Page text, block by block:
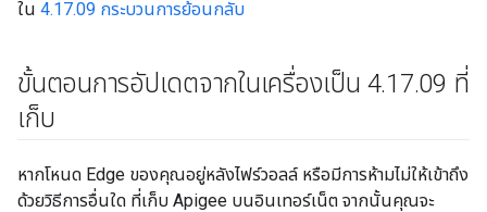
ใน 4.17.09 กระบวนการย้อนกลับ
ขั้นตอนการอัปเดตจากในเครื่องเป็น 4.17.09 ที่
เก็บ
หากโหนด Edge ของคุณอยู่หลังไฟร์วอลล์ หรือมีการห้ามไม่ให้เข้าถึง
ด้วยวิธีการอื่นใด ที่เก็บ Apigee บนอินเทอร์เน็ต จากนั้นคุณจะ